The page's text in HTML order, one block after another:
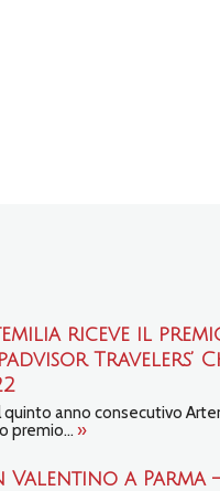
riceve il
Travelers’
quinto anno consecutivo
premio... »
Valentino a Parma